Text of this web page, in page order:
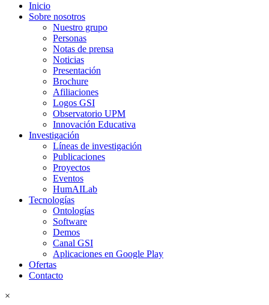
Inicio
Sobre nosotros
Nuestro grupo
Personas
Notas de prensa
Noticias
Presentación
Brochure
Afiliaciones
Logos GSI
Observatorio UPM
Innovación Educativa
Investigación
Líneas de investigación
Publicaciones
Proyectos
Eventos
HumAILab
Tecnologías
Ontologías
Software
Demos
Canal GSI
Aplicaciones en Google Play
Ofertas
Contacto
×